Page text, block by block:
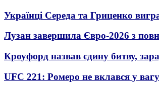
Українці Середа та Гриценко
Лузан завершила Євро-2026 з
Кроуфорд назвав єдину битву,
UFC 221: Ромеро не вклався у